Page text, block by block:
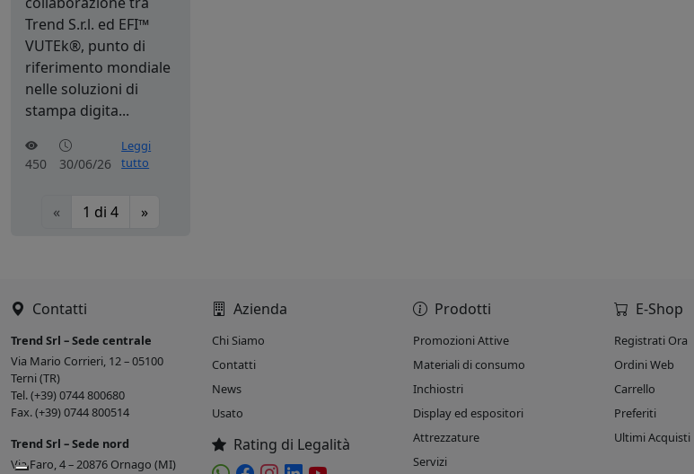
Trend S.r.l. ed EFI™
VUTEk®, punto di
riferimento mondiale
nelle soluzioni di
stampa digita...
450 30/06/26
Leggi
tutto
« 1 di 4 »
Contatti
Trend Srl – Sede centrale
Via Mario Corrieri, 12 – 05100
Terni (TR)
Tel. (+39) 0744 800680
Fax. (+39) 0744 800514
Trend Srl – Sede nord
Via Faro, 4 – 20876 Ornago (MI)
Azienda
Chi Siamo
Contatti
News
Usato
Rating di Legalità
Prodotti
Promozioni Attive
Materiali di consumo
Inchiostri
Display ed espositori
Attrezzature
Servizi
E-Shop
Registrati Ora
Ordini Web
Carrello
Preferiti
Ultimi Acquisti